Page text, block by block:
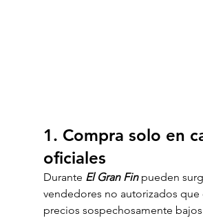
1. Compra solo en
oficiales
Durante El Gran Fin pueden
vendedores no autorizados que
precios sospechosamente